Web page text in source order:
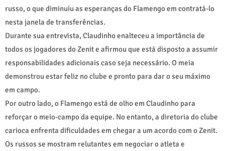
russo, o que diminuiu as esperanças do Flamengo em contratá-lo
nesta janela de transferências.
Durante sua entrevista, Claudinho enalteceu a importância de
todos os jogadores do Zenit e afirmou que está disposto a assumir
responsabilidades adicionais caso seja necessário. O meia
demonstrou estar feliz no clube e pronto para dar o seu máximo
em campo.
Por outro lado, o Flamengo está de olho em Claudinho para
reforçar o meio-campo da equipe. No entanto, a diretoria do clube
carioca enfrenta dificuldades em chegar a um acordo com o Zenit.
Os russos se mostram relutantes em negociar o atleta e